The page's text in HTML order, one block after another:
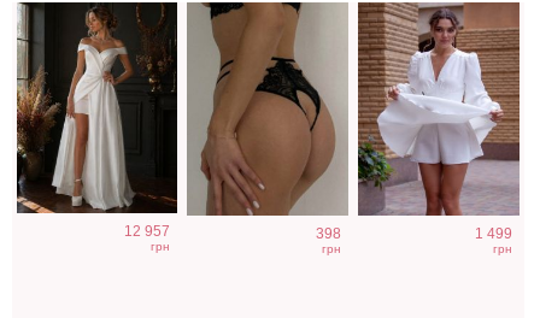
12 957
грн
398
грн
1 499
грн
Классические
шоколадные
Короткое черное
короткое платье
Коктейльное
короткое платье-